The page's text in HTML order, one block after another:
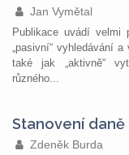
Jan Vymětal
Publikace uvádí velmi
„pasivní“ vyhledávání
také jak „aktivně“
různého...
Stanovení
Zdeněk Burda